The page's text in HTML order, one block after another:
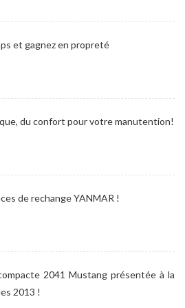
et gagnez en propreté
du confort pour votre manutention!
de rechange YANMAR !
2041 Mustang présentée à la
2013 !